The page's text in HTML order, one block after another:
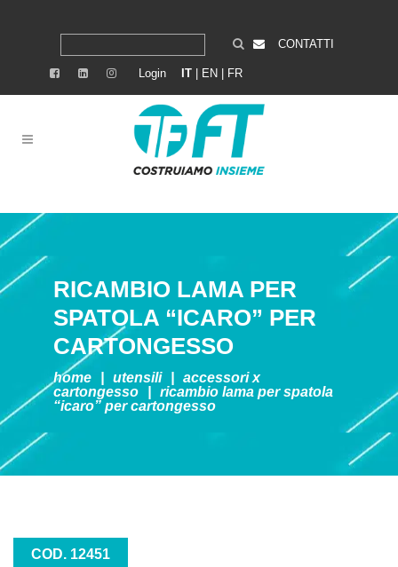
CONTATTI
Login IT EN FR
RICAMBIO LAMA PER
SPATOLA “ICARO” PER
CARTONGESSO
home utensili
accessori x
cartongesso
ricambio lama per spatola
“icaro” per cartongesso
COD. 12451